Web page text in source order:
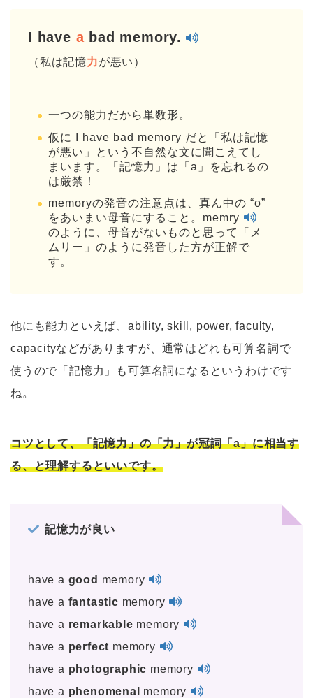
I have abad memory.
（私は記憶力が悪い）
一つの能力だから単数形。
仮に I have bad memory だと「私は記憶
が悪い」という不自然な文に聞こえてし
まいます。「記憶力」は「a」を忘れるの
は厳禁！
memoryの発音の注意点は、真ん中の “o”
をあいまい母音にすること。memry
のように、母音がないものと思って「メ
ムリー」のように発音した方が正解で
す。
他にも能力といえば、ability, skill, power, faculty,
capacityなどがありますが、通常はどれも可算名詞で
使うので「記憶力」も可算名詞になるというわけです
ね。
コツとして、「記憶力」の「力」が冠詞「a」に相当す
る、と理解するといいです。
記憶力が良い
have a good memory
have a fantastic memory
have a remarkable memory
have a perfect memory
have a photographic memory
have a phenomenal memory